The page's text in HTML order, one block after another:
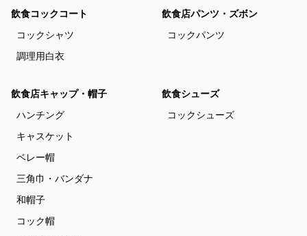
飲食コックコート
コックシャツ
調理用白衣
飲食店パンツ・ズボン
コックパンツ
飲食店キャップ・帽子
ハンチング
キャスケット
ベレー帽
三角巾・バンダナ
和帽子
コック帽
飲食シューズ
コックシューズ